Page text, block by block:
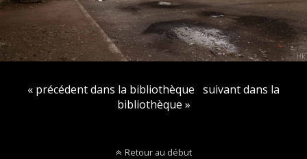
« précédent dans la bibliothèque suivant dans la
bibliothèque »
Retour au début